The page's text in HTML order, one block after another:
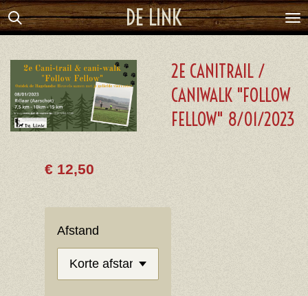
Ga
direct
naar
de
hoofdinhoud
DE LINK
2E CANITRAIL /
CANIWALK "FOLLOW
FELLOW" 8/01/2023
€ 12,50
Afstand